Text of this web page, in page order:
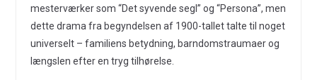
mesterværker som “Det syvende segl” og “Persona”, men
dette drama fra begyndelsen af 1900-tallet talte til noget
universelt – familiens betydning, barndomstraumaer og
længslen efter en tryg tilhørelse.